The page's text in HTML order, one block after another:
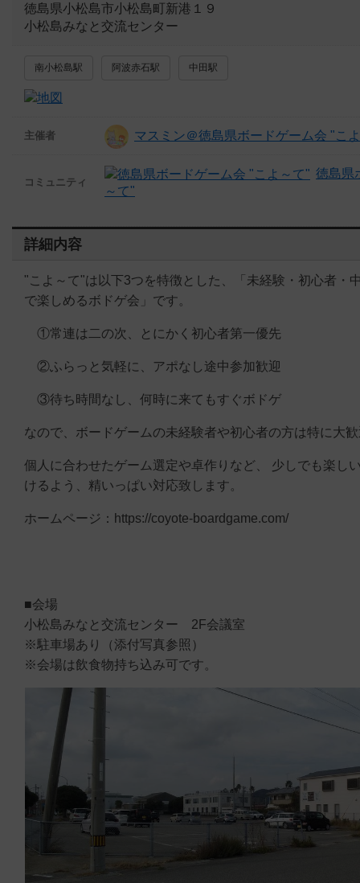
徳島県小松島市小松島町新港１９
小松島みなと交流センター
南小松島駅 阿波赤石駅 中田駅
主催者 マスミン＠徳島県ボードゲーム会 "こ
コミュニティ
徳島県
～て"
詳細内容
"こよ～て"は以下3つを特徴とした、「未経験・初心者・
で楽しめるボドゲ会」です。
①常連は二の次、とにかく初心者第一優先
②ふらっと気軽に、アポなし途中参加歓迎
③待ち時間なし、何時に来てもすぐボドゲ
なので、ボードゲームの未経験者や初心者の方は特に大
個人に合わせたゲーム選定や卓作りなど、 少しでも楽し
けるよう、精いっぱい対応致します。
ホームページ：https://coyote-boardgame.com/
■会場
小松島みなと交流センター 2F会議室
※駐車場あり（添付写真参照）
※会場は飲食物持ち込み可です。